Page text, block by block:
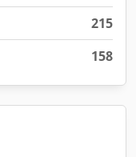
215
158